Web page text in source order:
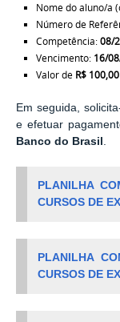
Nome do aluno/a
Número de
Competência:08/
Vencimento: 16/
Valor de R$ 100,00
Em seguida,
e efetuar
Banco do Brasil .
PLANILHA
CURSOS DE
PLANILHA
CURSOS DE